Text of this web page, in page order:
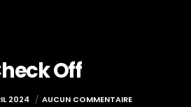
Off
2024 AUCUN COMMENTAIRE